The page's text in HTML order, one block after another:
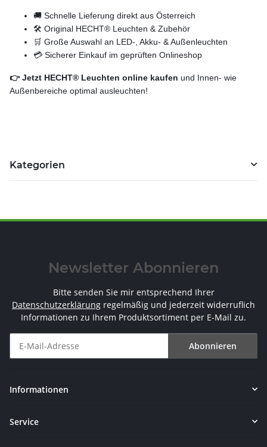
🚚 Schnelle Lieferung direkt aus Österreich
🛠️ Original HECHT® Leuchten & Zubehör
🛒 Große Auswahl an LED-, Akku- & Außenleuchten
💳 Sicherer Einkauf im geprüften Onlineshop
👉 Jetzt HECHT® Leuchten online kaufen und Innen- wie
Außenbereiche optimal ausleuchten!
Kategorien
Newsletter Abonnieren
Bitte senden Sie mir entsprechend Ihrer
Datenschutzerklärung regelmäßig und jederzeit widerruflich
Informationen zu Ihrem Produktsortiment per E-Mail zu.
Abonnieren
Informationen
Service